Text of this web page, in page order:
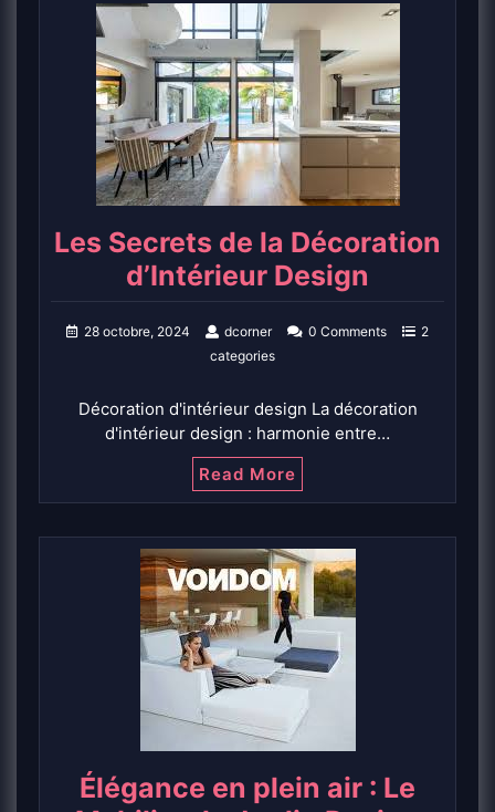
Les Secrets de la Décoration
d’Intérieur Design
28 octobre, 2024 dcorner 0 Comments
2
categories
Décoration d'intérieur design La décoration
d'intérieur design : harmonie entre…
Read More
Élégance en plein air : Le